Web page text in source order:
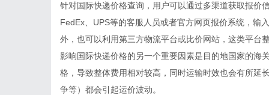
针对国际快递价格查询，用户可以通过多渠道获取报价
FedEx、UPS等的客服人员或者官方网页报价系统，输
外，也可以利用第三方物流平台或比价网站，这类平台
影响国际快递价格的另一个重要因素是目的地国家的海
格，导致整体费用相对较高，同时运输时效也会有所延
争等）都会引起运价波动。